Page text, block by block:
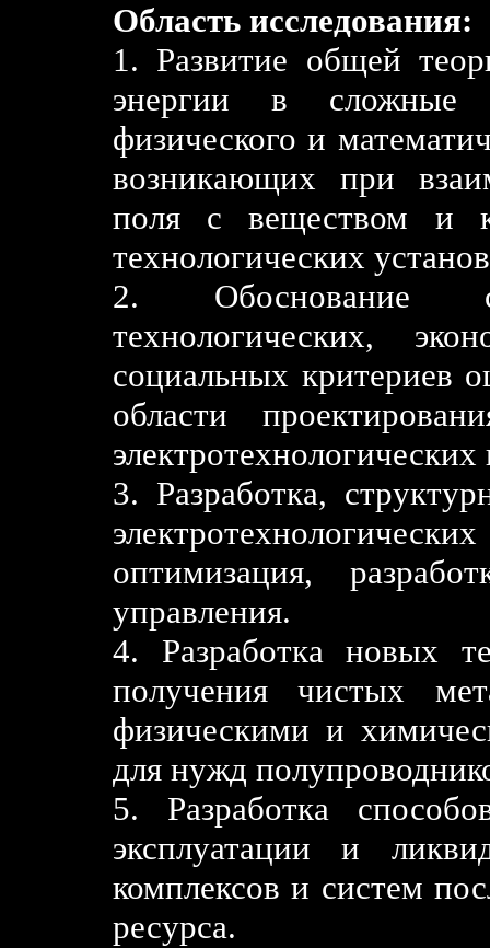
Область исследования:
1. Развитие общей
энергии в сложные
физического и
возникающих при
поля с веществом и
технологических
2. Обоснование
технологических,
социальных критериев
области
3. Разработка,
оптимизация,
управления.
4. Разработка новых
получения чистых
физическими и
для нужд
5. Разработка
эксплуатации и
комплексов и систем
ресурса.